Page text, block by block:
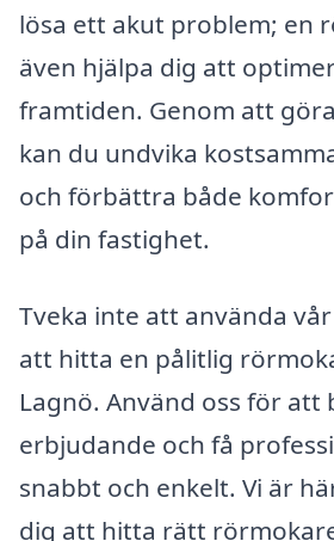
lösa ett akut problem; en
även hjälpa dig att
framtiden. Genom att
kan du undvika
och förbättra både
på din fastighet.
Tveka inte att använda
att hitta en pålitlig
Lagnö. Använd oss för att
erbjudande och få
snabbt och enkelt. Vi är
dig att hitta rätt